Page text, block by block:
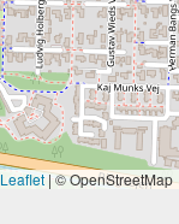
Leaflet|© OpenStreetMap